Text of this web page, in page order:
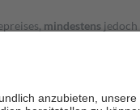
mindestens jedoch
Stellung der